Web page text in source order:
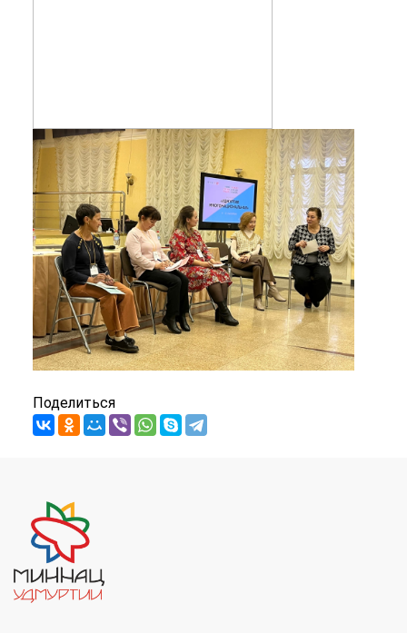
Поделиться